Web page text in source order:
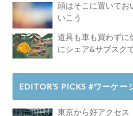
頭はそこに置いてお
いこう
道具も車も買わずに
にシェア&サブスク
EDITOR’S PICKS #ワーケー
東京から好アクセス